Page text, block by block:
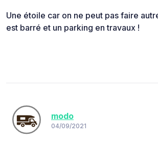
Une étoile car on ne peut pas faire
est barré et un parking en travaux !
modo
04/09/2021